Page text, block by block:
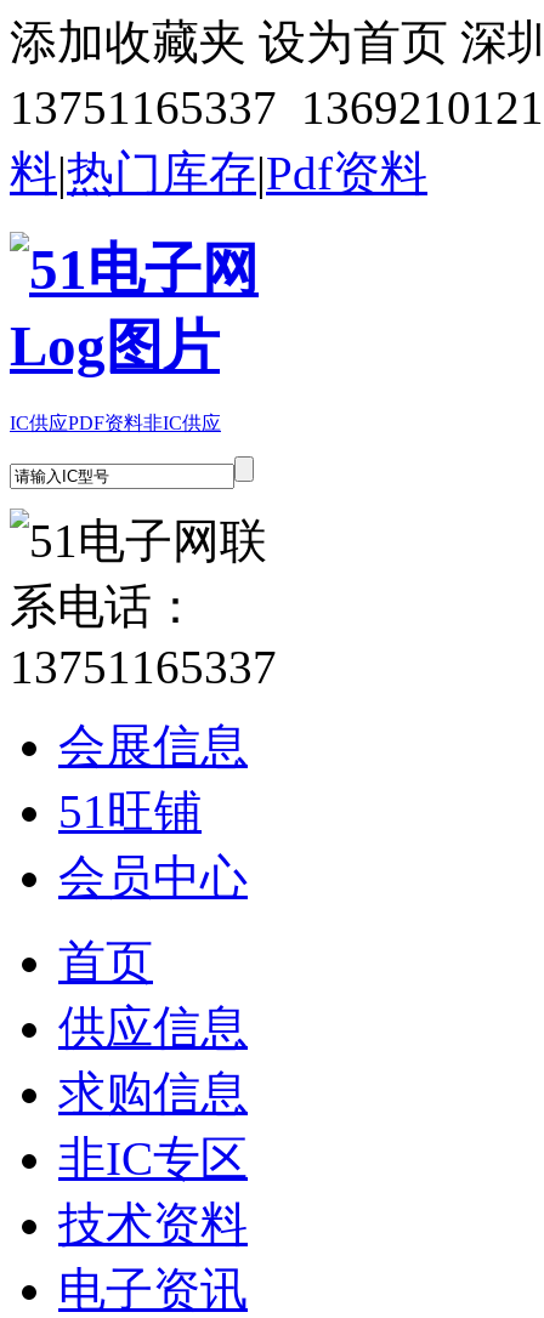
添加收藏夹 设为首页 深
13751165337
料|热门库存|Pdf资料
IC供应PDF资料非IC供应
会展信息
51旺铺
会员中心
首页
供应信息
求购信息
非IC专区
技术资料
电子资讯